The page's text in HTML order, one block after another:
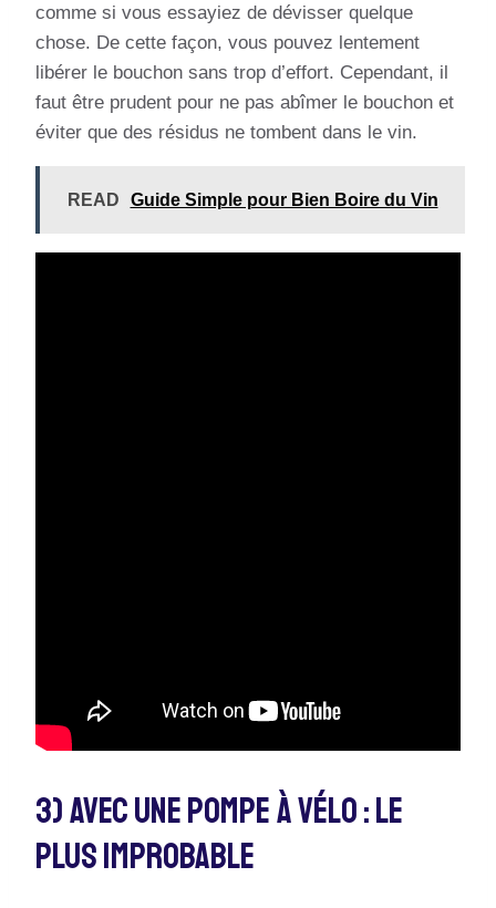
comme si vous essayiez de dévisser quelque
chose. De cette façon, vous pouvez lentement
libérer le bouchon sans trop d’effort. Cependant, il
faut être prudent pour ne pas abîmer le bouchon et
éviter que des résidus ne tombent dans le vin.
READ Guide Simple pour Bien Boire du Vin
3) Avec Une Pompe À Vélo : Le
Plus Improbable